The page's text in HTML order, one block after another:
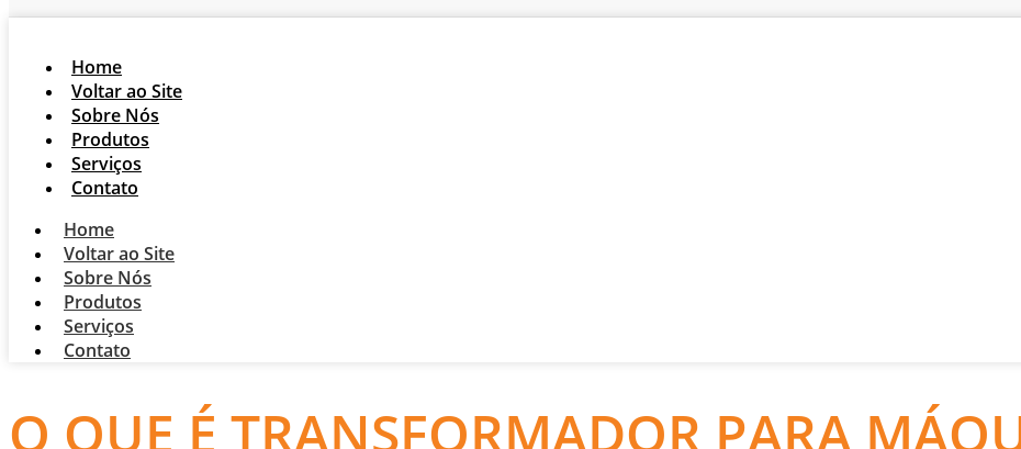
Home
Voltar ao Site
Sobre Nós
Produtos
Serviços
Contato
Home
Voltar ao Site
Sobre Nós
Produtos
Serviços
Contato
O QUE É TRANSFORMADOR PARA